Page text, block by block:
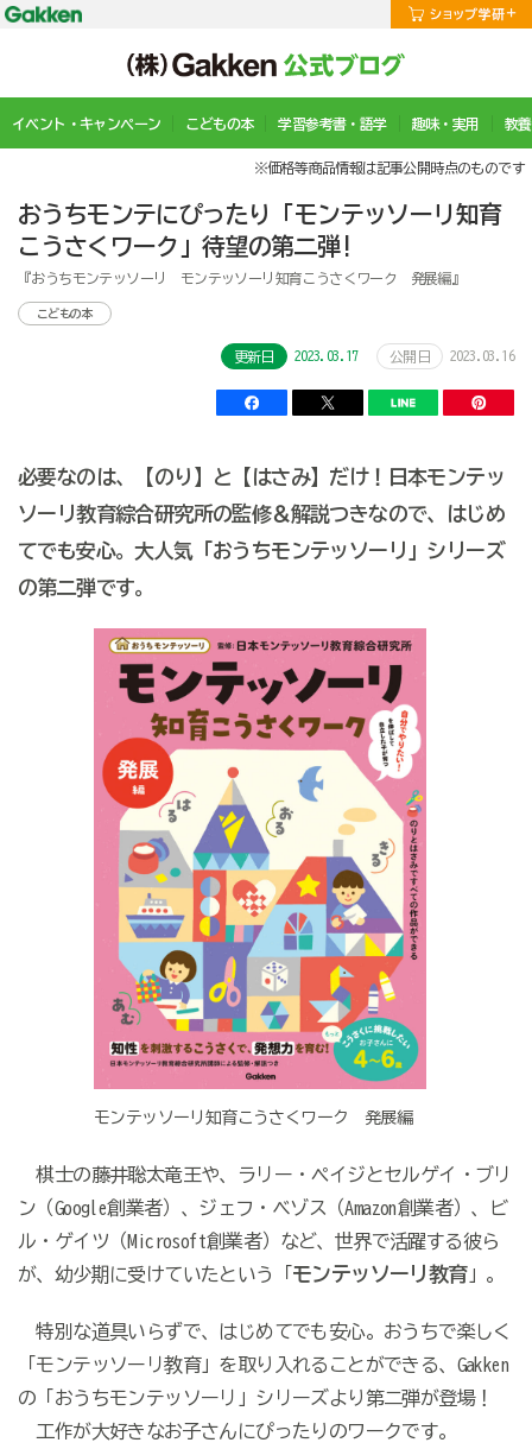
イベント・キャンペーン こどもの本 学習参考書・語学 趣味・実用 教
※価格等商品情報は記事公開時点のものです
おうちモンテにぴったり「モンテッソーリ知育
こうさくワーク」待望の第二弾!
『おうちモンテッソーリ モンテッソーリ知育こうさくワーク 発展編』
こどもの本
更新日 2023.03.17 公開日 2023.03.16
必要なのは、【のり】と【はさみ】だけ！日本モンテッ
ソーリ教育綜合研究所の監修＆解説つきなので、はじめ
てでも安心。大人気「おうちモンテッソーリ」シリーズ
の第二弾です。
モンテッソーリ知育こうさくワーク 発展編
棋士の藤井聡太竜王や、ラリー・ペイジとセルゲイ・ブリ
ン（Google創業者）、ジェフ・ベゾス（Amazon創業者）、ビ
ル・ゲイツ（Microsoft創業者）など、世界で活躍する彼ら
が、幼少期に受けていたという「 モンテッソーリ教育」。
特別な道具いらずで、はじめてでも安心。おうちで楽しく
「モンテッソーリ教育」を取り入れることができる、Gakken
の「おうちモンテッソーリ」シリーズより第二弾が登場！
工作が大好きなお子さんにぴったりのワークです。